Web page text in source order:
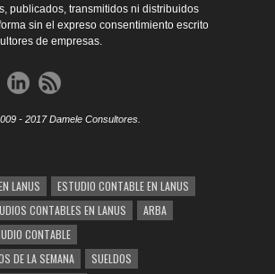
publicados, transmitidos ni distribuidos
sin el expreso consentimiento escrito
de empresas.
- 2017 Damele Consultores.
LANUS
ESTUDIO CONTABLE EN LANUS
CONTABLES EN LANUS
ARBA
CONTABLE
DE LA SEMANA
SUELDOS